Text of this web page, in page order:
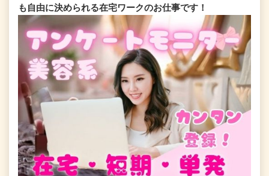
も自由に決められる在宅ワークのお仕事です！